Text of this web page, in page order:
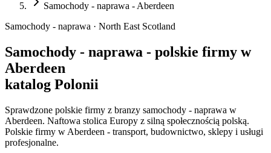
Samochody - naprawa - Aberdeen
Samochody - naprawa · North East Scotland
Samochody - naprawa - polskie firmy w
Aberdeen
katalog Polonii
Sprawdzone polskie firmy z branzy samochody - naprawa w
Aberdeen. Naftowa stolica Europy z silną społecznością polską.
Polskie firmy w Aberdeen - transport, budownictwo, sklepy i usługi
profesjonalne.